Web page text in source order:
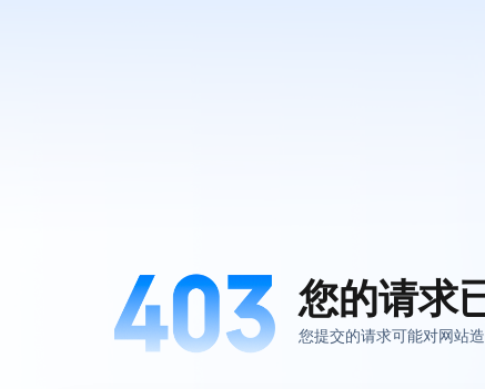
您的请求
您提交的请求可能对网站